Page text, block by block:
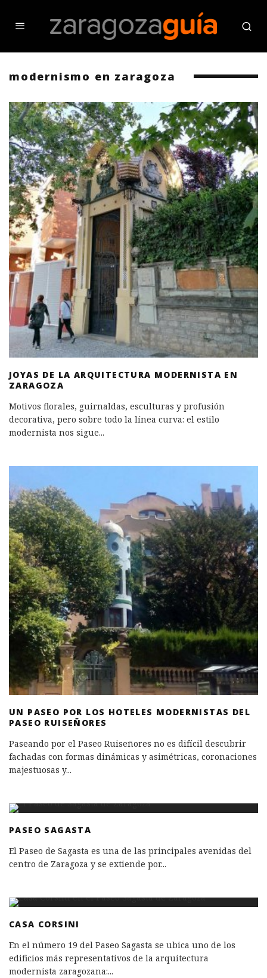
modernismo en zaragoza
JOYAS DE LA ARQUITECTURA MODERNISTA EN
ZARAGOZA
Motivos florales, guirnaldas, esculturas y profusión
decorativa, pero sobre todo la línea curva: el estilo
modernista nos sigue...
UN PASEO POR LOS HOTELES MODERNISTAS DEL
PASEO RUISEÑORES
Paseando por el Paseo Ruiseñores no es difícil descubrir
fachadas con formas dinámicas y asimétricas, coronaciones
majestuosas y...
PASEO SAGASTA
El Paseo de Sagasta es una de las principales avenidas del
centro de Zaragoza y se extiende por...
CASA CORSINI
En el número 19 del Paseo Sagasta se ubica uno de los
edificios más representativos de la arquitectura
modernista zaragozana:...